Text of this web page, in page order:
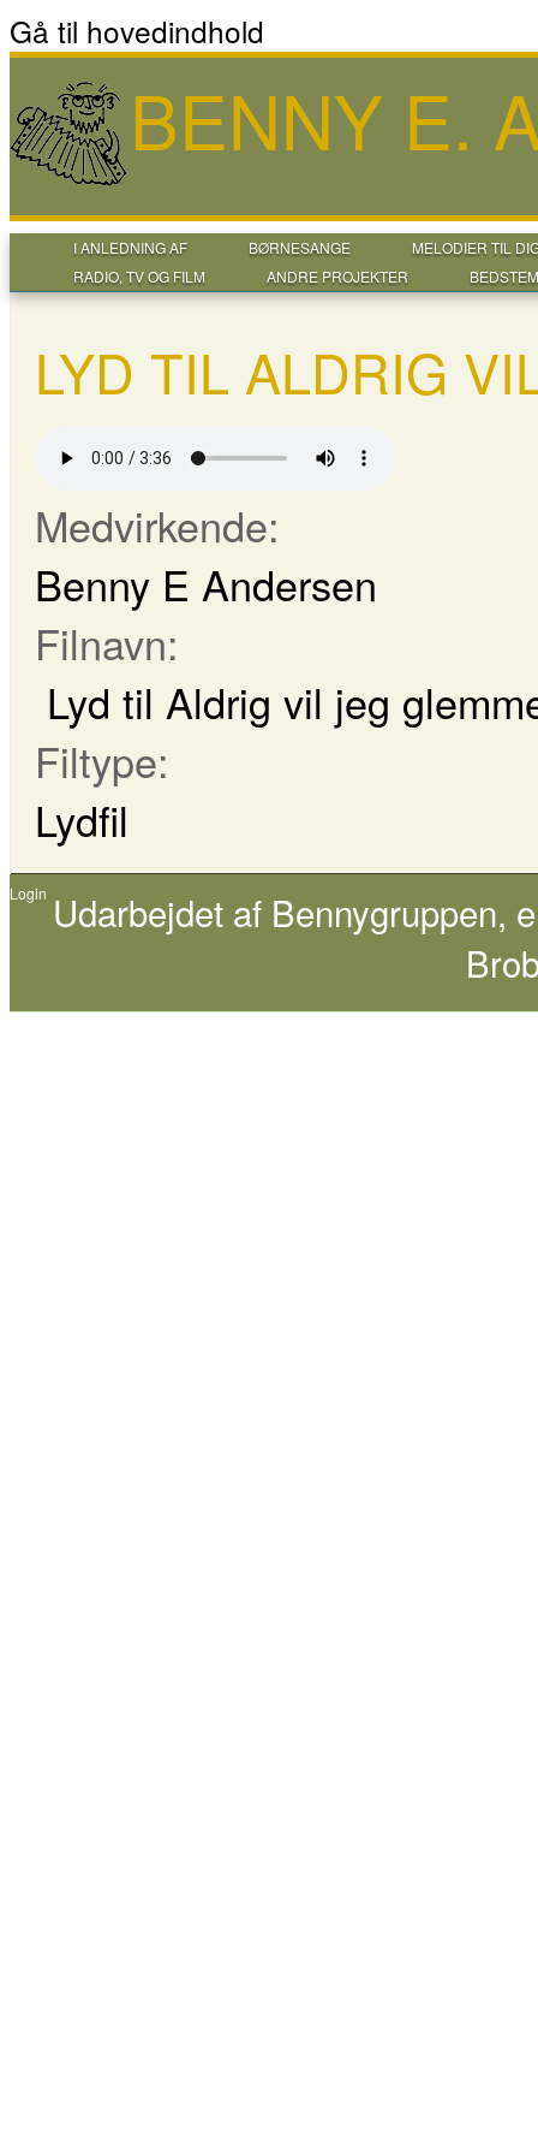
Gå til hovedindhold
BENNY E.
I ANLEDNING AF BØRNESANGE
MELODIER TIL
RADIO, TV OG FILM
ANDRE PROJEKTER
LYD TIL ALDRIG
Medvirkende:
Benny E Andersen
Filnavn:
Lyd til Aldrig vil jeg
Filtype:
Lydfil
Login Udarbejdet af Bennygruppen,